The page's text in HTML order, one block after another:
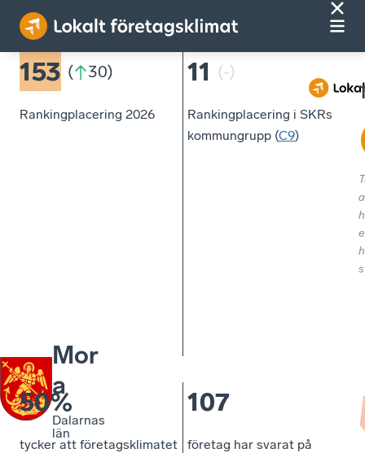
Mor
a
Dalarnas
län
153 ( 30)
Rankingplacering 2026
11 (-)
Rankingplacering i SKRs
kommungrupp (C9)
50%
tycker att företagsklimatet
107
företag har svarat på